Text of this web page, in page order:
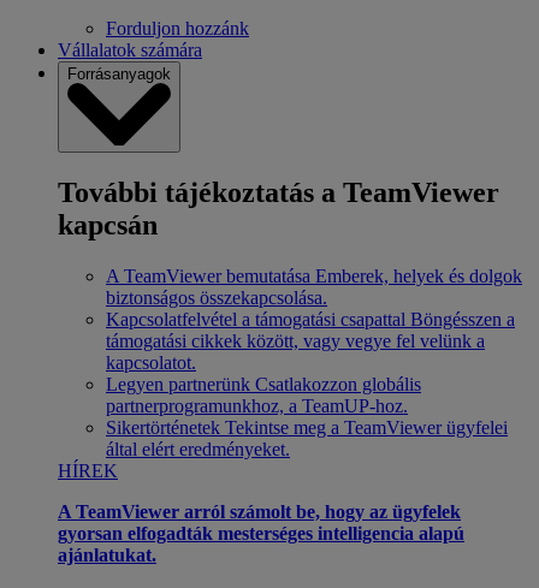
Forduljon hozzánk
Vállalatok számára
Forrásanyagok
További tájékoztatás a TeamViewer
kapcsán
A TeamViewer bemutatása Emberek, helyek és dolgok
biztonságos összekapcsolása.
Kapcsolatfelvétel a támogatási csapattal Böngésszen a
támogatási cikkek között, vagy vegye fel velünk a
kapcsolatot.
Legyen partnerünk Csatlakozzon globális
partnerprogramunkhoz, a TeamUP-hoz.
Sikertörténetek Tekintse meg a TeamViewer ügyfelei
által elért eredményeket.
HÍREK
A TeamViewer arról számolt be, hogy az ügyfelek
gyorsan elfogadták mesterséges intelligencia alapú
ajánlatukat.